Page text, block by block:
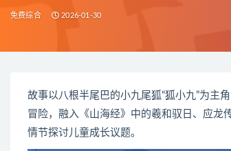
免费综合 2026-01-30
故事以八根半尾巴的小九尾狐“狐小九”为主
冒险，融入《山海经》中的羲和驭日、应龙
情节探讨儿童成长议题。